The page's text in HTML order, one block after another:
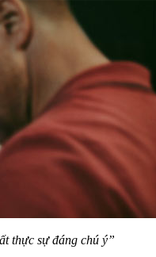
thực sự đáng chú ý”